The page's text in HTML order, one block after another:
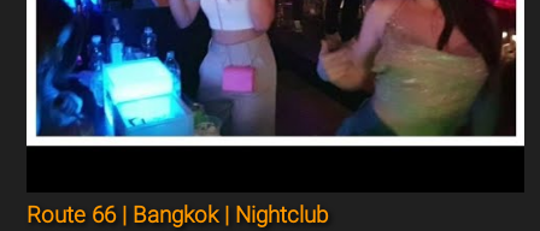
Route 66 | Bangkok | Nightclub